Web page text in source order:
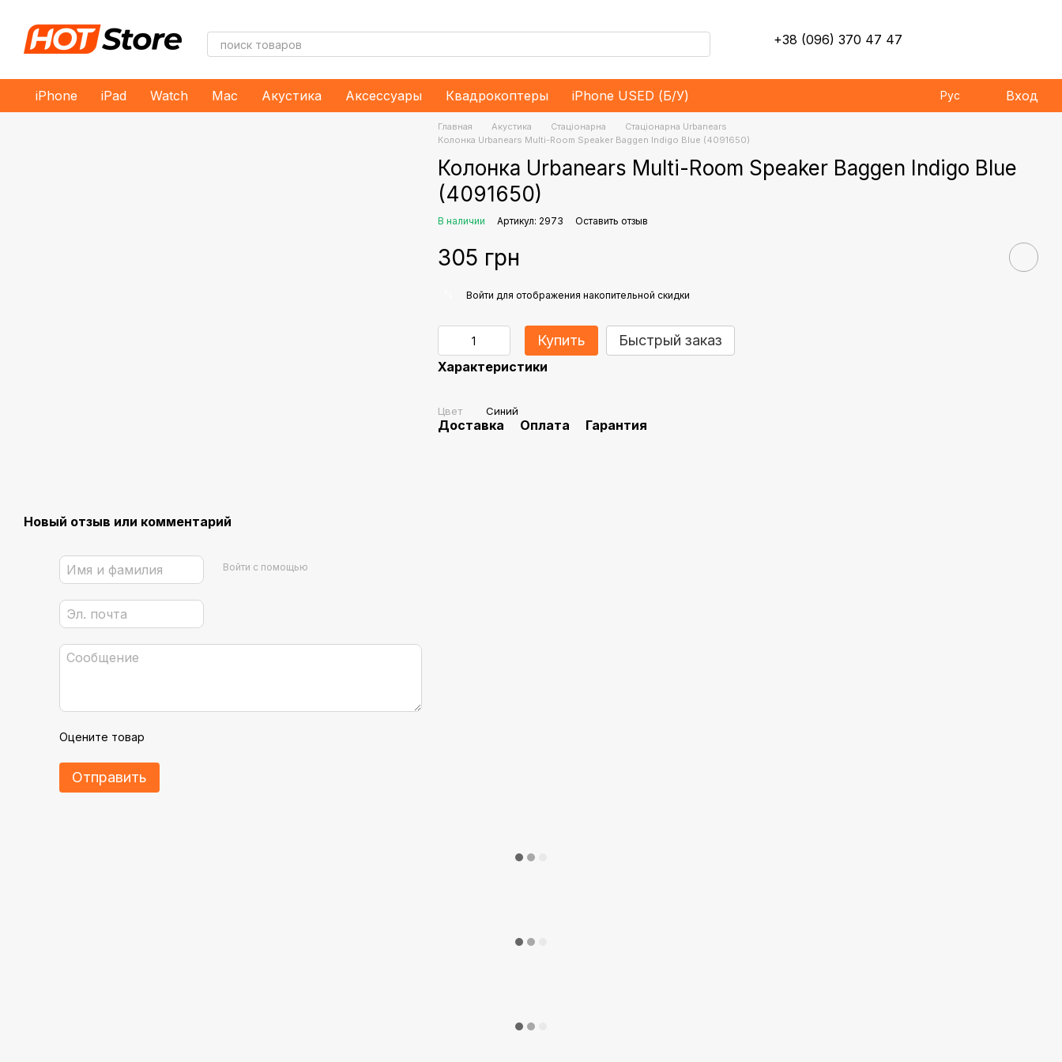
+38 (096) 370 47 47
iPhone iPad Watch Mac Акустика Аксессуары Квадрокоптеры iPhone USED (Б/У) Рус Вход
Новый отзыв или комментарий
Войти с помощью
Оцените товар
Отправить
Главная Акустика Стаціонарна
Стаціонарна Urbanears
Колонка Urbanears Multi-Room Speaker Baggen Indigo Blue (4091650)
Колонка Urbanears Multi-Room Speaker Baggen Indigo Blue
(4091650)
В наличии Артикул: 2973 Оставить отзыв
305 грн
Войти для отображения накопительной скидки
Купить Быстрый заказ
Характеристики
Цвет Синий
Доставка Оплата Гарантия